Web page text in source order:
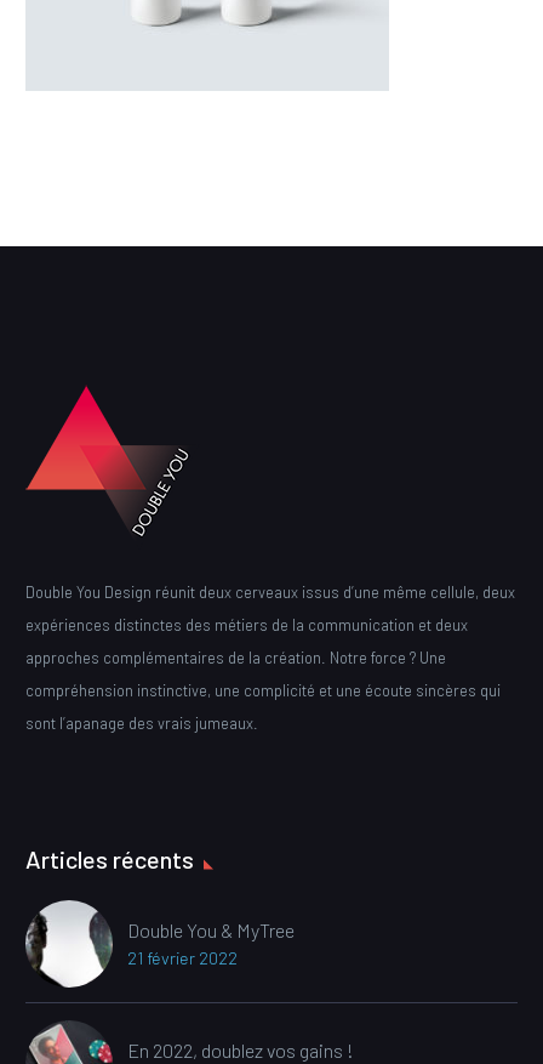
Double You Design réunit deux cerveaux issus d’une même cellule, deux
expériences distinctes des métiers de la communication et deux
approches complémentaires de la création. Notre force ? Une
compréhension instinctive, une complicité et une écoute sincères qui
sont l’apanage des vrais jumeaux.
Articles récents
Double You & MyTree
21 février 2022
En 2022, doublez vos gains !